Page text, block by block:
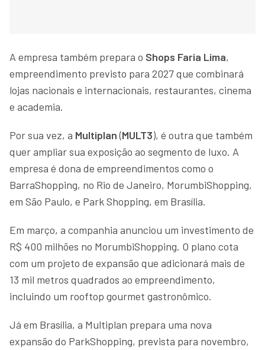
A empresa também prepara o Shops Faria Lima,
empreendimento previsto para 2027 que combinará
lojas nacionais e internacionais, restaurantes, cinema
e academia.
Por sua vez, a Multiplan(MULT3), é outra que também
quer ampliar sua exposição ao segmento de luxo. A
empresa é dona de empreendimentos como o
BarraShopping, no Rio de Janeiro, MorumbiShopping,
em São Paulo, e Park Shopping, em Brasília.
Em março, a companhia anunciou um investimento de
R$ 400 milhões no MorumbiShopping. O plano cota
com um projeto de expansão que adicionará mais de
13 mil metros quadrados ao empreendimento,
incluindo um rooftop gourmet gastronômico.
Já em Brasília, a Multiplan prepara uma nova
expansão do ParkShopping, prevista para novembro,